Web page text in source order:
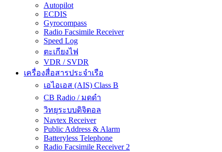
Autopilot
ECDIS
Gyrocompass
Radio Facsimile Receiver
Speed Log
ตะเกียงไฟ
VDR / SVDR
เครื่องสื่อสารประจำเรือ
เอไอเอส (AIS) Class B
CB Radio / มดดำ
วิทยุระบบดิจิตอล
Navtex Receiver
Public Address & Alarm
Batteryless Telephone
Radio Facsimile Receiver 2